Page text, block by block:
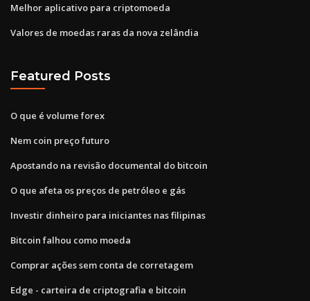
Melhor aplicativo para criptomoeda
Valores de moedas raras da nova zelândia
Featured Posts
O que é volume forex
Nem coin preço futuro
Apostando na revisão documental do bitcoin
O que afeta os preços de petróleo e gás
Investir dinheiro para iniciantes nas filipinas
Bitcoin falhou como moeda
Comprar ações sem conta de corretagem
Edge - carteira de criptografia e bitcoin